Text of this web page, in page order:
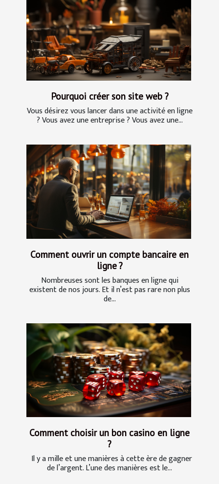
Pourquoi créer son site web ?
Vous désirez vous lancer dans une activité en ligne
? Vous avez une entreprise ? Vous avez une...
Comment ouvrir un compte bancaire en
ligne ?
Nombreuses sont les banques en ligne qui
existent de nos jours. Et il n’est pas rare non plus
de...
Comment choisir un bon casino en ligne
?
Il y a mille et une manières à cette ère de gagner
de l’argent. L’une des manières est le...